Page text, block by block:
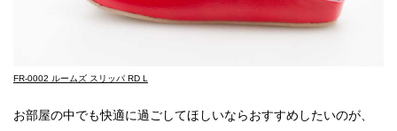
FR-0002 ルームズ スリッパ RD L
お部屋の中でも快適に過ごしてほしいならおすすめしたいのが、